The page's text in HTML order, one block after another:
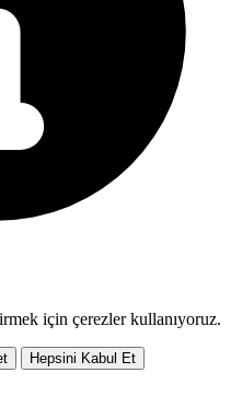
için çerezler kullanıyoruz.
Hepsini Kabul Et